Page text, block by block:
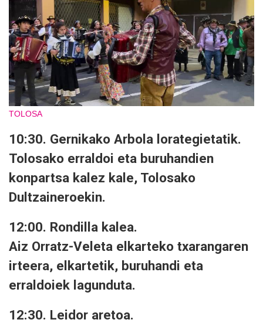
TOLOSA
10:30. Gernikako Arbola lorategietatik.
Tolosako erraldoi eta buruhandien
konpartsa kalez kale, Tolosako
Dultzaineroekin.
12:00. Rondilla kalea.
Aiz Orratz-Veleta elkarteko txarangaren
irteera, elkartetik, buruhandi eta
erraldoiek lagunduta.
12:30. Leidor aretoa.